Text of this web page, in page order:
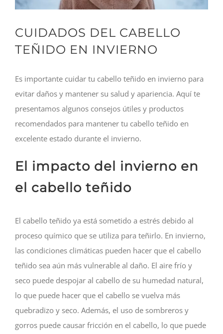
CUIDADOS DEL CABELLO
TEÑIDO EN INVIERNO
Es importante cuidar tu cabello teñido en invierno para
evitar daños y mantener su salud y apariencia. Aquí te
presentamos algunos consejos útiles y productos
recomendados para mantener tu cabello teñido en
excelente estado durante el invierno.
El impacto del invierno en
el cabello teñido
El cabello teñido ya está sometido a estrés debido al
proceso químico que se utiliza para teñirlo. En invierno,
las condiciones climáticas pueden hacer que el cabello
teñido sea aún más vulnerable al daño. El aire frío y
seco puede despojar al cabello de su humedad natural,
lo que puede hacer que el cabello se vuelva más
quebradizo y seco. Además, el uso de sombreros y
gorros puede causar fricción en el cabello, lo que puede